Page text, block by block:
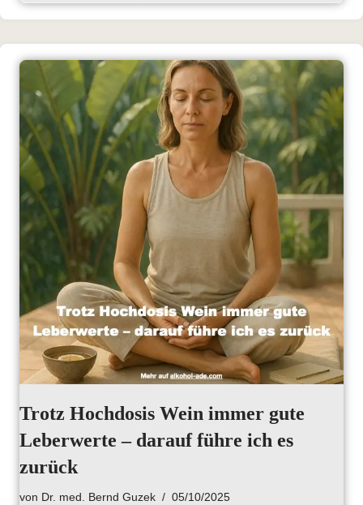
Trotz Hochdosis Wein immer gute
Leberwerte – darauf führe ich es
zurück
von Dr. med. Bernd Guzek 05/10/2025